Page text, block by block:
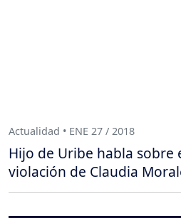
Actualidad • ENE 27 / 2018
Hijo de Uribe habla sobre
violación de Claudia